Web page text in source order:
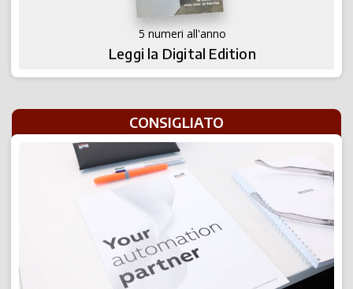
5 numeri all'anno
Leggi la Digital Edition
CONSIGLIATO